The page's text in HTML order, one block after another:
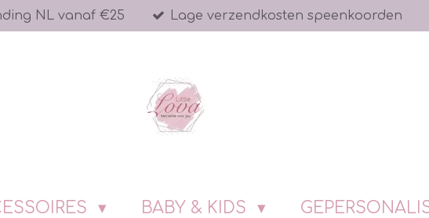
NL vanaf €25 Lage verzendkosten speenkoorden
BABY & KIDS